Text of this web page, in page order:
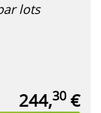
lots
244,30€